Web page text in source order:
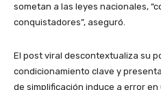
sometan a las leyes nacionales,
conquistadores”, aseguró.
El post viral descontextualiza su
condicionamiento clave y
de simplificación induce a error